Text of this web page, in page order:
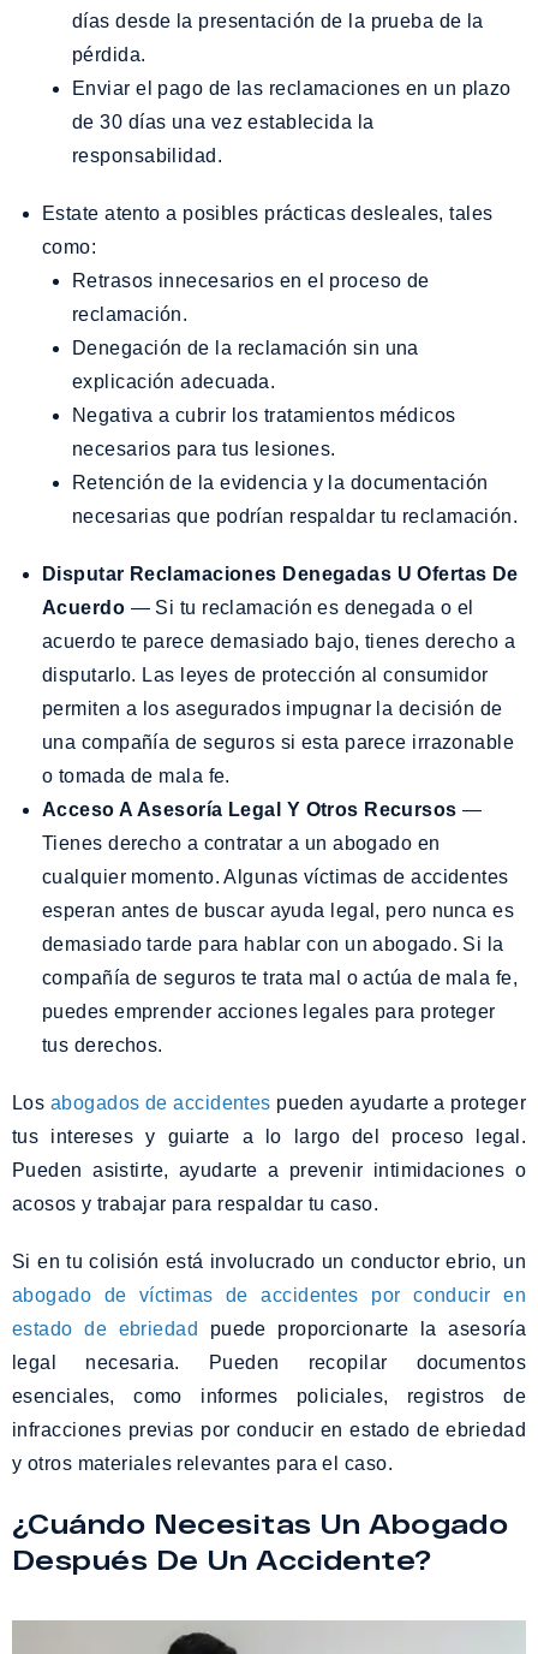
días desde la presentación de la prueba de la
pérdida.
Enviar el pago de las reclamaciones en un plazo
de 30 días una vez establecida la
responsabilidad.
Estate atento a posibles prácticas desleales, tales
como:
Retrasos innecesarios en el proceso de
reclamación.
Denegación de la reclamación sin una
explicación adecuada.
Negativa a cubrir los tratamientos médicos
necesarios para tus lesiones.
Retención de la evidencia y la documentación
necesarias que podrían respaldar tu reclamación.
Disputar Reclamaciones Denegadas U Ofertas De
Acuerdo — Si tu reclamación es denegada o el
acuerdo te parece demasiado bajo, tienes derecho a
disputarlo. Las leyes de protección al consumidor
permiten a los asegurados impugnar la decisión de
una compañía de seguros si esta parece irrazonable
o tomada de mala fe.
Acceso A Asesoría Legal Y Otros Recursos —
Tienes derecho a contratar a un abogado en
cualquier momento. Algunas víctimas de accidentes
esperan antes de buscar ayuda legal, pero nunca es
demasiado tarde para hablar con un abogado. Si la
compañía de seguros te trata mal o actúa de mala fe,
puedes emprender acciones legales para proteger
tus derechos.
Los abogados de accidentes pueden ayudarte a proteger
tus intereses y guiarte a lo largo del proceso legal.
Pueden asistirte, ayudarte a prevenir intimidaciones o
acosos y trabajar para respaldar tu caso.
Si en tu colisión está involucrado un conductor ebrio, un
abogado de víctimas de accidentes por conducir en
estado de ebriedad
puede proporcionarte la asesoría
legal necesaria. Pueden recopilar documentos
esenciales, como informes policiales, registros de
infracciones previas por conducir en estado de ebriedad
y otros materiales relevantes para el caso.
¿Cuándo Necesitas Un Abogado
Después De Un Accidente?